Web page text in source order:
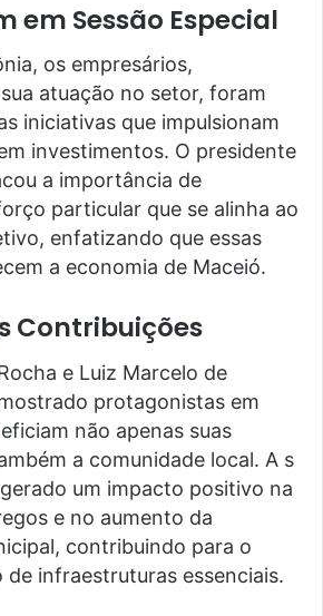
em Sessão Especial
os empresários,
atuação no setor, foram
iniciativas que impulsionam
investimentos. O presidente
a importância de
particular que se alinha ao
enfatizando que essas
a economia de Maceió.
Contribuições
e Luiz Marcelo de
protagonistas em
não apenas suas
a comunidade local. A s
um impacto positivo na
e no aumento da
contribuindo para o
infraestruturas essenciais.